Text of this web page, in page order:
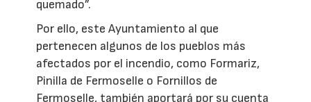
quemado”.
Por ello, este Ayuntamiento al que
pertenecen algunos de los pueblos más
afectados por el incendio, como Formariz,
Pinilla de Fermoselle o Fornillos de
Fermoselle, también aportará por su cuenta